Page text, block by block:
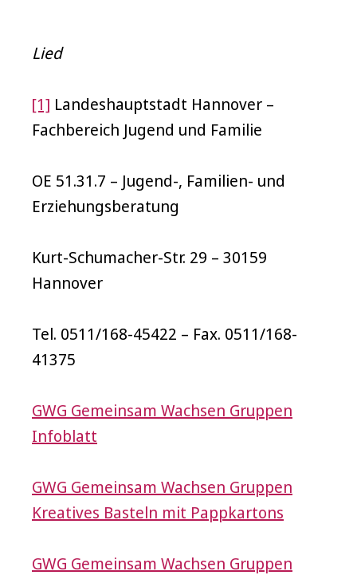
Lied
[1] Landeshauptstadt Hannover –
Fachbereich Jugend und Familie
OE 51.31.7 – Jugend-, Familien- und
Erziehungsberatung
Kurt-Schumacher-Str. 29 – 30159
Hannover
Tel. 0511/168-45422 – Fax. 0511/168-
41375
GWG Gemeinsam Wachsen Gruppen
Infoblatt
GWG Gemeinsam Wachsen Gruppen
Kreatives Basteln mit Pappkartons
GWG Gemeinsam Wachsen Gruppen